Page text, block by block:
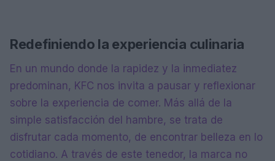
Redefiniendo la experiencia culinaria
En un mundo donde la rapidez y la inmediatez
predominan, KFC nos invita a pausar y reflexionar
sobre la experiencia de comer. Más allá de la
simple satisfacción del hambre, se trata de
disfrutar cada momento, de encontrar belleza en lo
cotidiano. A través de este tenedor, la marca no